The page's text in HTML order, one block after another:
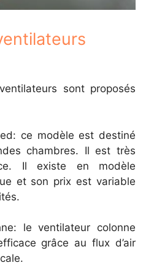
sont proposés
ce modèle est destiné
chambres. Il est très
Il existe en modèle
et son prix est variable
le ventilateur colonne
grâce au flux d’air